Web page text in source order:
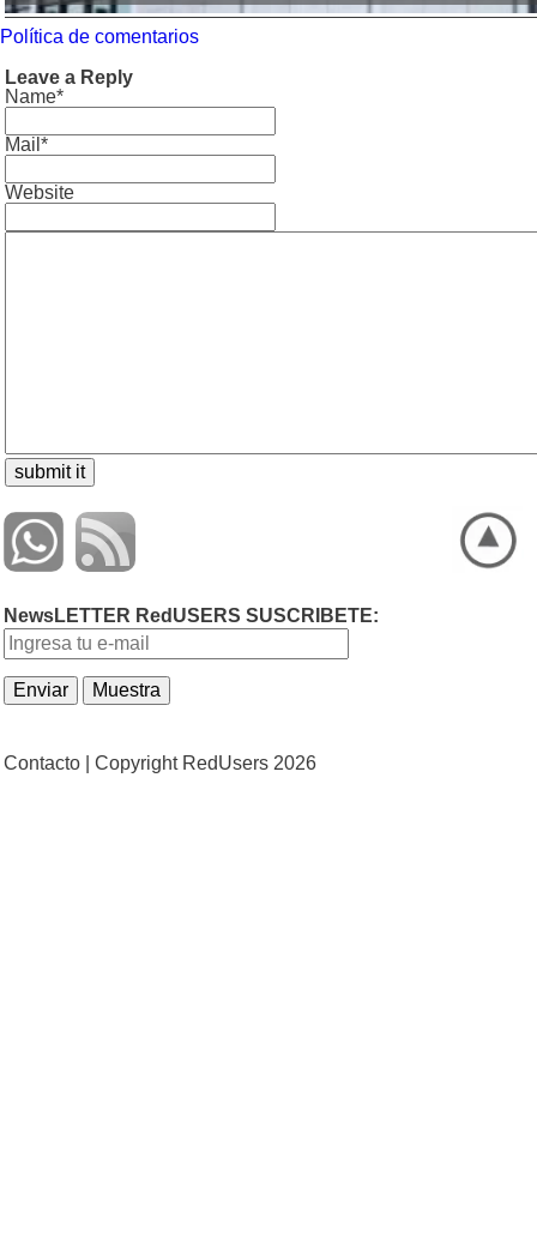
Política de comentarios
Leave a Reply
Name*
Mail*
Website
NewsLETTER RedUSERS SUSCRIBETE:
Contacto | Copyright RedUsers 2026